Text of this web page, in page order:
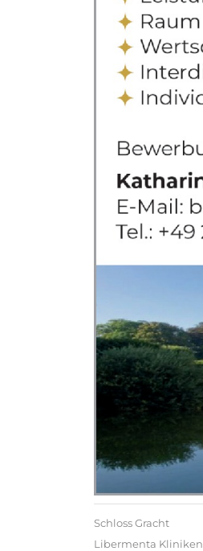
Schloss Gracht
Libermenta Kliniken